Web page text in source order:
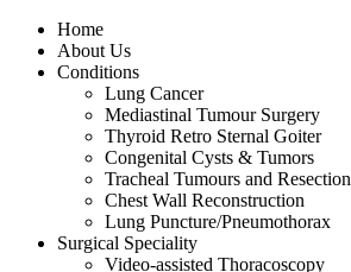
Home
About Us
Conditions
Lung Cancer
Mediastinal Tumour Surgery
Thyroid Retro Sternal Goiter
Congenital Cysts & Tumors
Tracheal Tumours and Resection
Chest Wall Reconstruction
Lung Puncture/Pneumothorax
Surgical Speciality
Video-assisted Thoracoscopy